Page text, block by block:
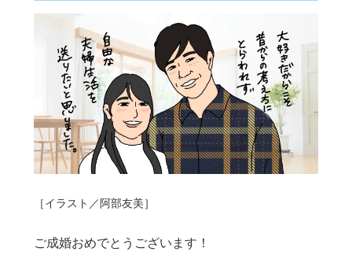
［イラスト／阿部友美］
ご成婚おめでとうございます！